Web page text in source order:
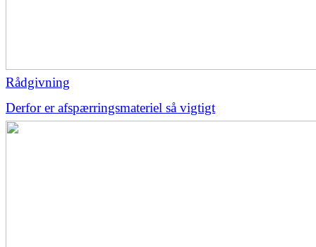
Rådgivning
Derfor er afspærringsmateriel så vigtigt